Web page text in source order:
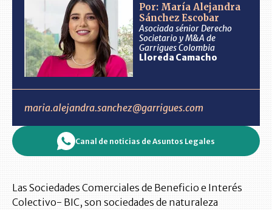
Por: María Alejandra
Sánchez Escobar
Asociada sénior Derecho
Societario y M&A de
Garrigues Colombia
Lloreda Camacho
maria.alejandra.sanchez@garrigues.com
Canal de noticias de Asuntos Legales
Las Sociedades Comerciales de Beneficio e Interés
Colectivo- BIC, son sociedades de naturaleza